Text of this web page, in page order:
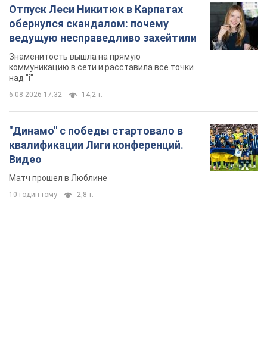
Отпуск Леси Никитюк в Карпатах
обернулся скандалом: почему
ведущую несправедливо захейтили
Знаменитость вышла на прямую
коммуникацию в сети и расставила все точки
над "i"
6.08.2026 17:32 14,2 т.
"Динамо" с победы стартовало в
квалификации Лиги конференций.
Видео
Матч прошел в Люблине
10 годин тому 2,8 т.